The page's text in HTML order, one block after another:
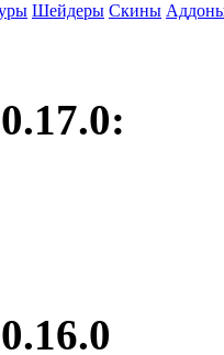
Шейдеры Скины